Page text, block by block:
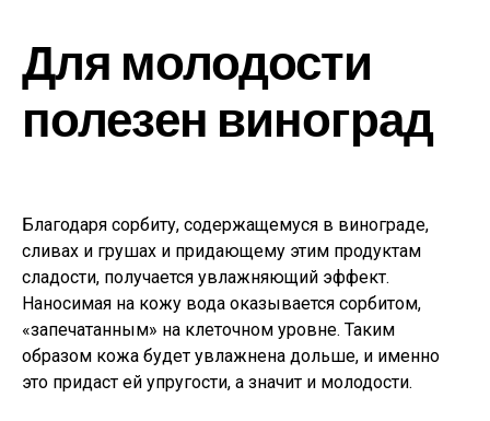
Для молодости
полезен виноград
Благодаря сорбиту, содержащемуся в винограде,
сливах и грушах и придающему этим продуктам
сладости, получается увлажняющий эффект.
Наносимая на кожу вода оказывается сорбитом,
«запечатанным» на клеточном уровне. Таким
образом кожа будет увлажнена дольше, и именно
это придаст ей упругости, а значит и молодости.